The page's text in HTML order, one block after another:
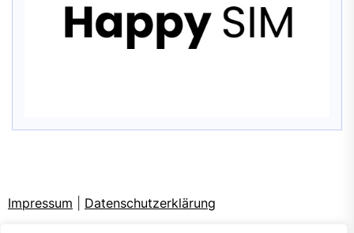
Impressum Datenschutzerklärung